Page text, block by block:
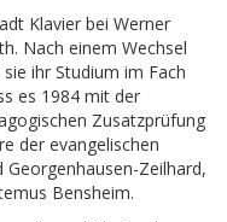
Klavier bei Werner
Nach einem Wechsel
ihr Studium im Fach
es 1984 mit der
Zusatzprüfung
der evangelischen
Zeilhard,
Bensheim.